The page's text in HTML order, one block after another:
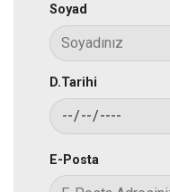
Soyad
D.Tarihi
E-Posta